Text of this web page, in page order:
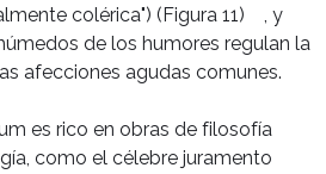
colérica") (Figura 11)
, y
de los humores regulan la
afecciones agudas comunes.
es rico en obras de filosofía
como el célebre juramento